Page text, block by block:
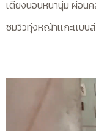
เตียงนอนหนานุ่ม ผ่อน
ชมวิวทุ่งหญ้าเเกะเเบบ